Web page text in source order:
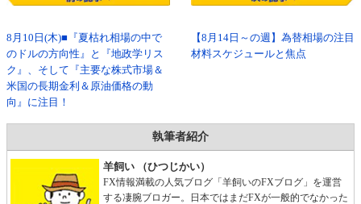
8月10日(木)■『夏枯れ相場の中で
のドルの方向性』と『地政学リス
ク』、そして『主要な株式市場＆
米国の長期金利＆原油価格の動
向』に注目！
【8月14日～の週】為替相場の注目
材料スケジュールと焦点
執筆者紹介
羊飼い （ひつじかい）
FX情報満載の人気ブログ「羊飼いのFXブログ」を運営
する凄腕ブロガー。日本ではまだFXが一般的でなかった